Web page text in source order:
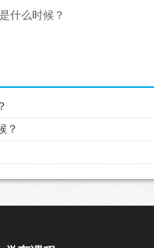
什么时候？
？